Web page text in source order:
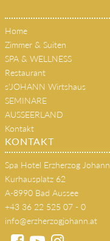
Home
Zimmer & Suiten
SPA & WELLNESS
Restaurant
s'JOHANN Wirtshaus
SEMINARE
AUSSEERLAND
Kontakt
KONTAKT
Spa Hotel Erzherzog Johann
Kurhausplatz 62
A-8990 Bad Aussee
+43 36 22 525 07 - 0
info@erzherzogjohann.at